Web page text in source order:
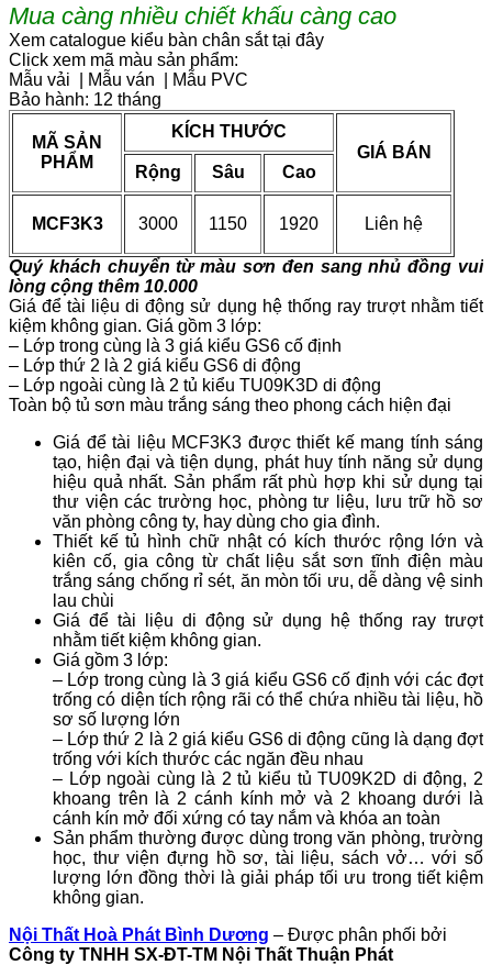
Mua càng nhiều chiết khấu càng cao
Xem catalogue kiểu bàn chân sắt tại đây
Click xem mã màu sản phẩm:
Mẫu vải
Mẫu ván
Mẫu PVC
Bảo hành: 12 tháng
MÃ SẢN
PHẨM
KÍCH THƯỚC
GIÁ BÁN
Rộng
Sâu Cao
MCF3K3 3000 1150 1920 Liên hệ
Quý khách chuyển từ màu sơn đen sang nhủ đồng vui
lòng cộng thêm 10.000
Giá để tài liệu di động sử dụng hệ thống ray trượt nhằm tiết
kiệm không gian. Giá gồm 3 lớp:
– Lớp trong cùng là 3 giá kiểu GS6 cố định
– Lớp thứ 2 là 2 giá kiểu GS6 di động
– Lớp ngoài cùng là 2 tủ kiểu TU09K3D di động
Toàn bộ tủ sơn màu trắng sáng theo phong cách hiện đại
Giá để tài liệu MCF3K3 được thiết kế mang tính sáng
tạo, hiện đại và tiện dụng, phát huy tính năng sử dụng
hiệu quả nhất. Sản phẩm rất phù hợp khi sử dụng tại
thư viện các trường học, phòng tư liệu, lưu trữ hồ sơ
văn phòng công ty, hay dùng cho gia đình.
Thiết kế tủ hình chữ nhật có kích thước rộng lớn và
kiên cố, gia công từ chất liệu sắt sơn tĩnh điện màu
trắng sáng chống rỉ sét, ăn mòn tối ưu, dễ dàng vệ sinh
lau chùi
Giá để tài liệu di động sử dụng hệ thống ray trượt
nhằm tiết kiệm không gian.
Giá gồm 3 lớp:
– Lớp trong cùng là 3 giá kiểu GS6 cố định với các đợt
trống có diện tích rộng rãi có thể chứa nhiều tài liệu, hồ
sơ số lượng lớn
– Lớp thứ 2 là 2 giá kiểu GS6 di động cũng là dạng đợt
trống với kích thước các ngăn đều nhau
– Lớp ngoài cùng là 2 tủ kiểu tủ TU09K2D di động, 2
khoang trên là 2 cánh kính mở và 2 khoang dưới là
cánh kín mở đối xứng có tay nắm và khóa an toàn
Sản phẩm thường được dùng trong văn phòng, trường
học, thư viện đựng hồ sơ, tài liệu, sách vở… với số
lượng lớn đồng thời là giải pháp tối ưu trong tiết kiệm
không gian.
Nội Thất Hoà Phát Bình Dương – Được phân phối bởi
Công ty TNHH SX-ĐT-TM Nội Thất Thuận Phát